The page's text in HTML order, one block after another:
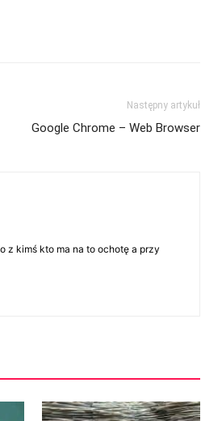
Następny artykuł
Google Chrome – Web Browser
z kimś kto ma na to ochotę a przy